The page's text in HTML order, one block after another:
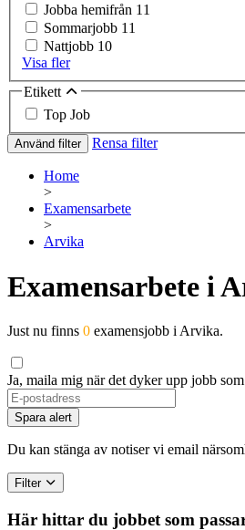
Jobba hemifrån 11
Sommarjobb 11
Nattjobb 10
Visa fler
Etikett
Top Job
Använd filter Rensa filter
Home
>
Examensarbete
>
Arvika
Examensarbete i
Just nu finns 0 examensjobb i Arvika.
Ja, maila mig när det dyker upp jobb
If
you
are
a
ignore
this
field
Spara alert
Du kan stänga av notiser vi email
Filter
Här hittar du jobbet som